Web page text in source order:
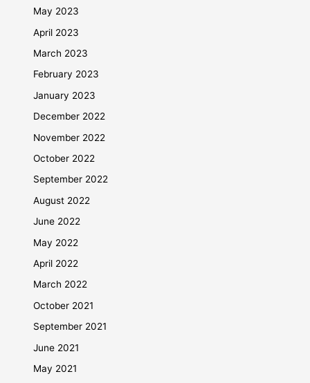
May 2023
April 2023
March 2023
February 2023
January 2023
December 2022
November 2022
October 2022
September 2022
August 2022
June 2022
May 2022
April 2022
March 2022
October 2021
September 2021
June 2021
May 2021